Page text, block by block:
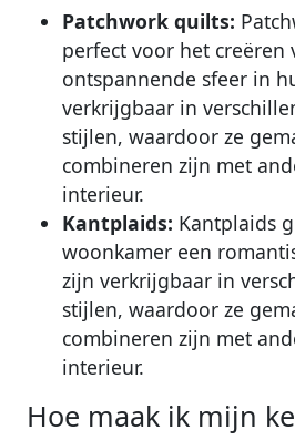
Patchwork quilts:
perfect voor het creëren
ontspannende sfeer in
verkrijgbaar in
stijlen, waardoor ze
combineren zijn met
interieur.
Kantplaids: Kantplaids
woonkamer een
zijn verkrijgbaar in
stijlen, waardoor ze
combineren zijn met
interieur.
Hoe maak ik mijn